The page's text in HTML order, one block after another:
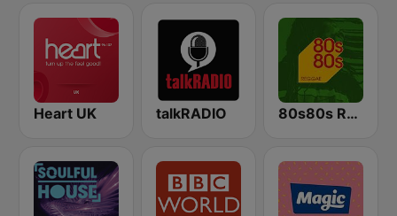
Heart UK talkRADIO 80s80s Reggae